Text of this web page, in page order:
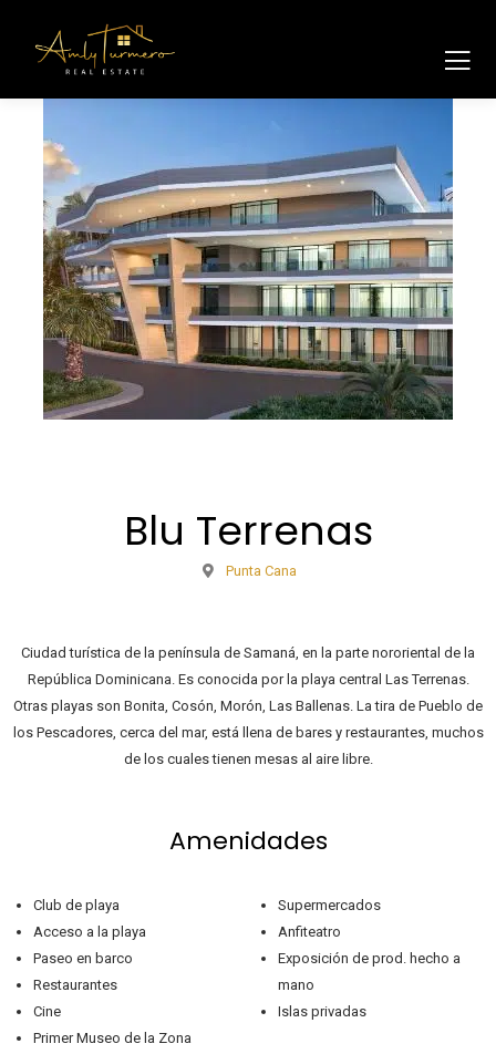
Blu Terrenas
Punta Cana
Ciudad turística de la península de Samaná, en la parte nororiental de la
República Dominicana. Es conocida por la playa central Las Terrenas.
Otras playas son Bonita, Cosón, Morón, Las Ballenas. La tira de Pueblo de
los Pescadores, cerca del mar, está llena de bares y restaurantes, muchos
de los cuales tienen mesas al aire libre.
Amenidades
Club de playa
Acceso a la playa
Paseo en barco
Restaurantes
Cine
Primer Museo de la Zona
Supermercados
Anfiteatro
Exposición de prod. hecho a
mano
Islas privadas